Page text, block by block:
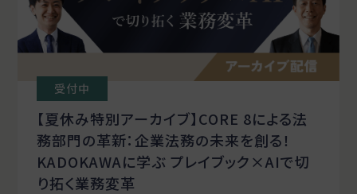
受付中
【夏休み特別アーカイブ】CORE 8による法
務部門の革新：企業法務の未来を創る！
KADOKAWAに学ぶ プレイブック×AIで切
り拓く業務変革